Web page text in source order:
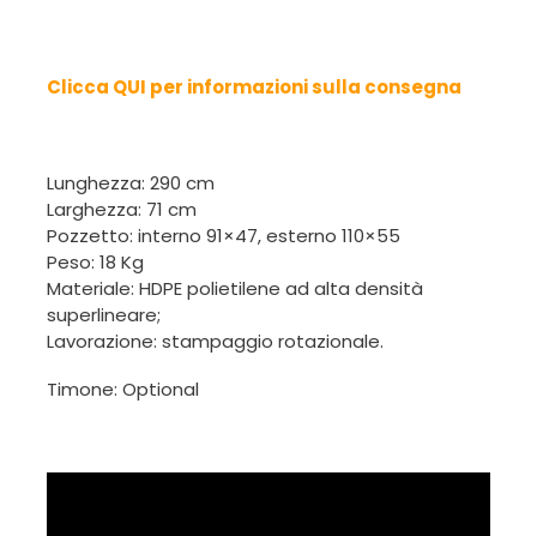
Clicca QUI per informazioni sulla consegna
Lunghezza: 290 cm
Larghezza: 71 cm
Pozzetto: interno 91×47, esterno 110×55
Peso: 18 Kg
Materiale: HDPE polietilene ad alta densità
superlineare;
Lavorazione: stampaggio rotazionale.
Timone: Optional